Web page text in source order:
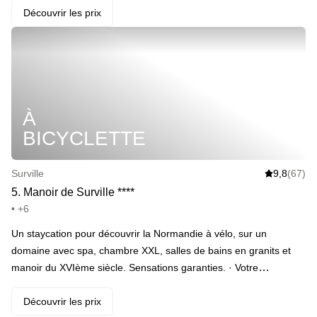
hammam · Buller des heures dans le jacuzzi · Faire le coup des
pétales de rose à son +1 (en add-on) · Et celui des chocolats sur
Découvrir les prix
À
BICYCLETTE
Surville 9,8(67)
5. Manoir de Surville ****
• +6
Un staycation pour découvrir la Normandie à vélo, sur un
domaine avec spa, chambre XXL, salles de bains en granits et
manoir du XVIème siècle. Sensations garanties. · Votre
puis passage au spa avec sauna et hammam. Vous profiterez
Découvrir les prix